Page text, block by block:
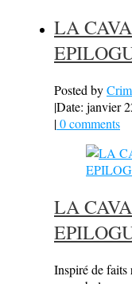
LA
Posted by
|Date: janvier
|0 comments
LA
Inspiré de